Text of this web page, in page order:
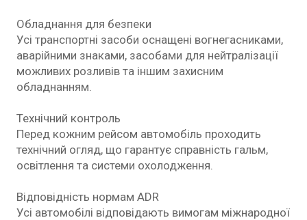
Обладнання для безпеки
Усі транспортні засоби оснащені вогнегасниками,
аварійними знаками, засобами для нейтралізації
можливих розливів та іншим захисним
обладнанням.
Технічний контроль
Перед кожним рейсом автомобіль проходить
технічний огляд, що гарантує справність гальм,
освітлення та системи охолодження.
Відповідність нормам ADR
Усі автомобілі відповідають вимогам міжнародної